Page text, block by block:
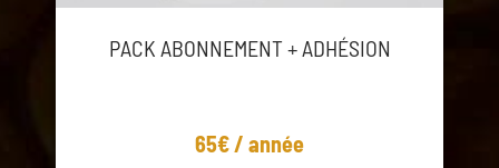
PACK ABONNEMENT + ADHÉSION
65€ / année